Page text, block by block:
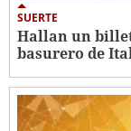
SUERTE
Hallan un
basurero de